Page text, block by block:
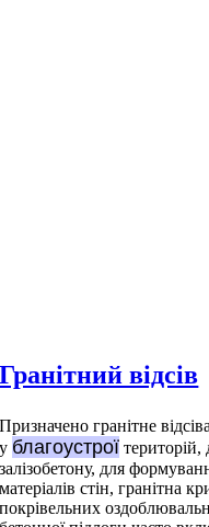
Гранітний відсів
Призначено гранітне
у благоустрої територій,
залізобетону, для
матеріалів стін, гранітна
покрівельних